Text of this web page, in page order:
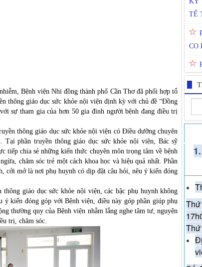
, Bệnh viện Nhi đồng thành phố Cần Thơ đã phối hợp tổ
thông giáo dục sức khỏe nội viện định kỳ với chủ đề “Đồng
sự tham gia của hơn 50 gia đình người bệnh đang điều trị
thông giáo dục sức khỏe nội viện có Điều dưỡng chuyên
phần truyền thông giáo dục sức khỏe nội viện, Bác sỹ
tiếp chia sẻ những kiến thức chuyên môn trọng tâm về bệnh
chăm sóc trẻ một cách khoa học và hiệu quả nhất. Phần
cởi mở là nơi phụ huynh có dịp đặt câu hỏi, nêu ý kiến đóng
giáo dục sức khỏe nội viện, các bậc phụ huynh không
kiến đóng góp với Bệnh viện, điều này góp phần giúp phụ
thường quy của Bệnh viện nhằm lắng nghe tâm tư, nguyện
trị, chăm sóc.
KÝ
Thứ
Thứ